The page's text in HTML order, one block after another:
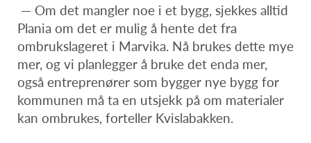
— Om det mangler noe i et bygg, sjekkes alltid
Plania om det er mulig å hente det fra
ombrukslageret i Marvika. Nå brukes dette mye
mer, og vi planlegger å bruke det enda mer,
også entreprenører som bygger nye bygg for
kommunen må ta en utsjekk på om materialer
kan ombrukes, forteller Kvislabakken.